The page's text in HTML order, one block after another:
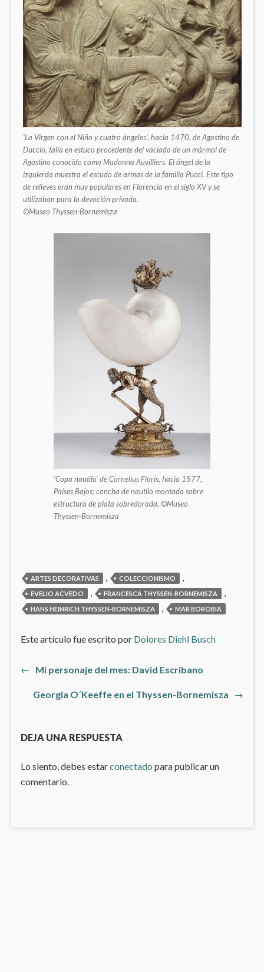
‘La Virgen con el Niño y cuatro ángeles’, hacia 1470, de Agostino de
Duccio, talla en estuco procedente del vaciado de un mármol de
Agostino conocido como Madonna Auvilliers. El ángel de la
izquierda muestra el escudo de armas de la familia Pucci. Este tipo
de relieves eran muy populares en Florencia en el siglo XV y se
utilizaban para la devoción privada.
©Museo Thyssen-Bornemisza
‘Copa nautilo’ de Cornelius Floris, hacia 1577,
Países Bajos; concha de nautilo montada sobre
estructura de plata sobredorada. ©Museo
Thyssen-Bornemisza
ARTES DECORATIVAS , COLECCIONISMO ,
EVELIO ACVEDO , FRANCESCA THYSSEN-BORNEMISZA ,
HANS HEINRICH THYSSEN-BORNEMISZA , MAR BOROBIA
Este artículo fue escrito por Dolores Diehl Busch
Navegación
de
←
Artículo
Mi personaje del mes: David Escribano
Georgia O´Keeffe en el Thyssen-Bornemisza Artículo
→
DEJA UNA RESPUESTA
Lo siento, debes estarconectado para publicar un
comentario.